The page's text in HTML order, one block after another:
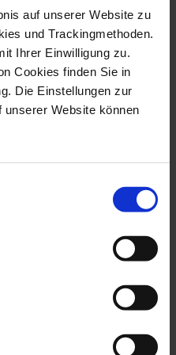
auf unserer Website zu
und Trackingmethoden.
Ihrer Einwilligung zu.
Cookies finden Sie in
Die Einstellungen zur
Website können
$8,334.00